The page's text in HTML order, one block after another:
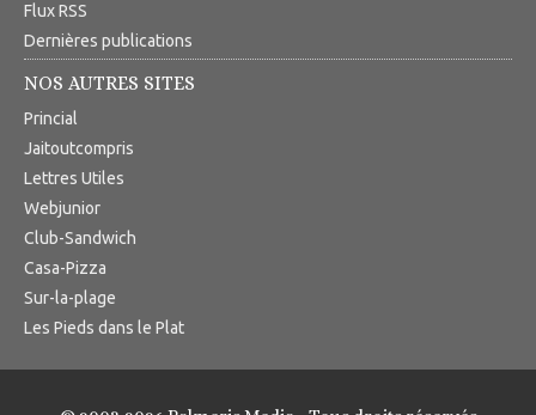
Flux RSS
Dernières publications
NOS AUTRES SITES
Princial
Jaitoutcompris
Lettres Utiles
Webjunior
Club-Sandwich
Casa-Pizza
Sur-la-plage
Les Pieds dans le Plat